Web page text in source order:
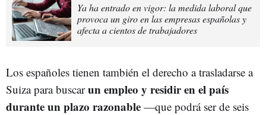
Ya ha entrado en vigor: la medida laboral que
provoca un giro en las empresas españolas y
afecta a cientos de trabajadores
Los españoles tienen también el derecho a trasladarse a
Suiza para buscarun empleo y residir en el país
durante un plazo razonable —que podrá ser de seis